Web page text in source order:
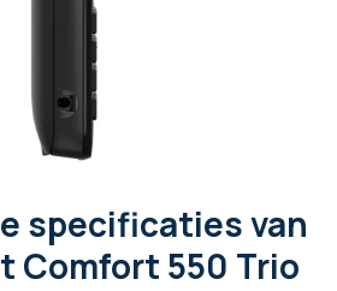
specificaties van
Comfort 550 Trio